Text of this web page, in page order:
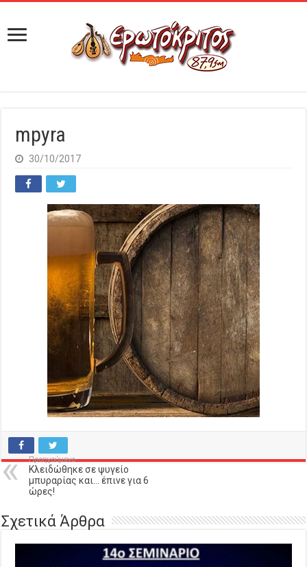
mpyra
30/10/2017
Προηγούμενο
Κλειδώθηκε σε ψυγείο
μπυραρίας και… έπινε για 6
ώρες!
Σχετικά Άρθρα